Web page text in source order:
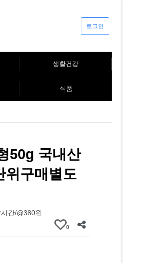
로그인
생활건강
식품
50g 국내산
위구매별도
간/@380원
0